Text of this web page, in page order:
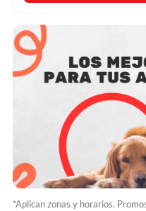
*Aplican zonas y horarios.